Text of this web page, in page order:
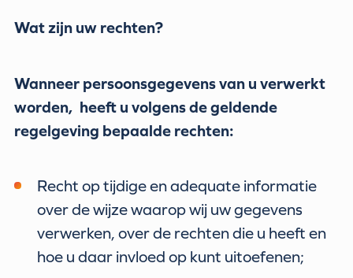
Wat zijn uw rechten?
Wanneer persoonsgegevens van u verwerkt
worden, heeft u volgens de geldende
regelgeving bepaalde rechten:
Recht op tijdige en adequate informatie
over de wijze waarop wij uw gegevens
verwerken, over de rechten die u heeft en
hoe u daar invloed op kunt uitoefenen;